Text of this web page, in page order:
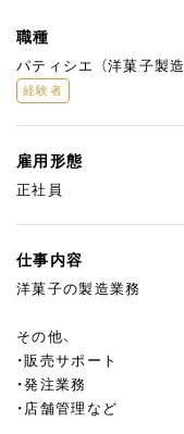
職種
パティシエ （洋菓子製造
経験者
雇用形態
正社員
仕事内容
洋菓子の製造業務
その他、
・販売サポート
・発注業務
・店舗管理など